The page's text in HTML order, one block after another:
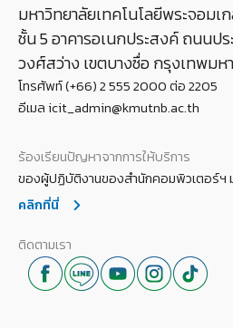
มหาวิทยาลัยเทคโนโลยีพระจอมเ
ชั้น 5 อาคารอเนกประสงค์ ถนนปร
วงศ์สว่าง เขตบางซื่อ กรุงเทพมห
โทรศัพท์ (+66) 2 555 2000 ต่อ 2205
อีเมล icit_admin@kmutnb.ac.th
ร้องเรียนปัญหาจากการให้บริการ
ของผู้ปฏิบัติงานของสำนักคอมพิวเตอร์ฯ
คลิกที่นี่
ติดตามเรา